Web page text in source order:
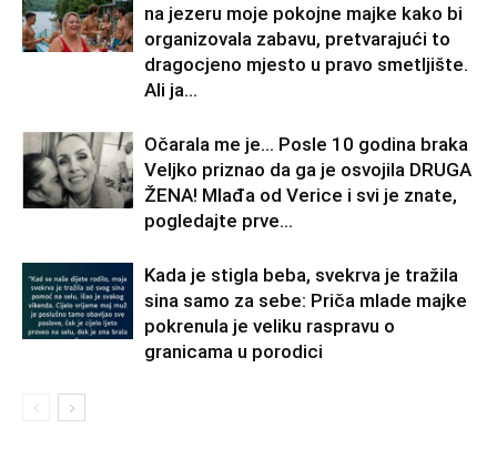
na jezeru moje pokojne majke kako bi
organizovala zabavu, pretvarajući to
dragocjeno mjesto u pravo smetljište.
Ali ja...
Očarala me je… Posle 10 godina braka
Veljko priznao da ga je osvojila DRUGA
ŽENA! Mlađa od Verice i svi je znate,
pogledajte prve...
Kada je stigla beba, svekrva je tražila
sina samo za sebe: Priča mlade majke
pokrenula je veliku raspravu o
granicama u porodici